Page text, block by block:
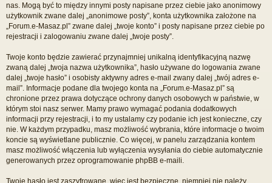
nas. Mogą być to między innymi posty napisane przez ciebie jako anonimowy
użytkownik zwane dalej „anonimowe posty”, konta użytkownika założone na
„Forum.e-Masaz.pl” zwane dalej „twoje konto” i posty napisane przez ciebie po
rejestracji i zalogowaniu zwane dalej „twoje posty”.
Twoje konto będzie zawierać przynajmniej unikalną identyfikacyjną nazwę
zwaną dalej „twoja nazwa użytkownika”, hasło używane do logowania zwane
dalej „twoje hasło” i osobisty aktywny adres e-mail zwany dalej „twój adres e-
mail”. Informacje podane dla twojego konta na „Forum.e-Masaz.pl” są
chronione przez prawa dotyczące ochrony danych osobowych w państwie, w
którym stoi nasz serwer. Mamy prawo wymagać podania dodatkowych
informacji przy rejestracji, i to my ustalamy czy podanie ich jest konieczne, czy
nie. W każdym przypadku, masz możliwość wybrania, które informacje o twoim
koncie są wyświetlane publicznie. Co więcej, w panelu zarządzania kontem
masz możliwość włączenia lub wyłączenia wysyłania do ciebie automatycznie
generowanych przez oprogramowanie phpBB e-maili.
Twoje hasło jest zaszyfrowane, więc jest bezpieczne, niemniej nie należy